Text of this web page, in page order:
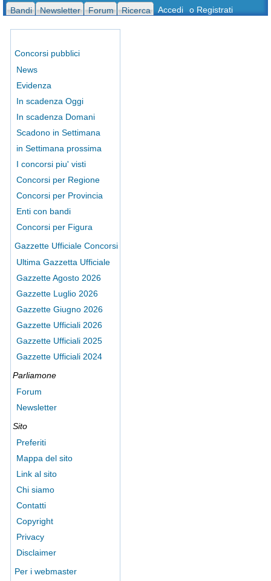
Bandi Newsletter Forum Ricerca Accedi o Registrati
Concorsi pubblici
News
Evidenza
In scadenza Oggi
In scadenza Domani
Scadono in Settimana
in Settimana prossima
I concorsi piu' visti
Concorsi per Regione
Concorsi per Provincia
Enti con bandi
Concorsi per Figura
Gazzette Ufficiale Concorsi
Ultima Gazzetta Ufficiale
Gazzette Agosto 2026
Gazzette Luglio 2026
Gazzette Giugno 2026
Gazzette Ufficiali 2026
Gazzette Ufficiali 2025
Gazzette Ufficiali 2024
Parliamone
Forum
Newsletter
Sito
Preferiti
Mappa del sito
Link al sito
Chi siamo
Contatti
Copyright
Privacy
Disclaimer
Per i webmaster